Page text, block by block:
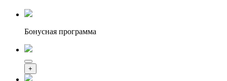
Бонусная программа
+